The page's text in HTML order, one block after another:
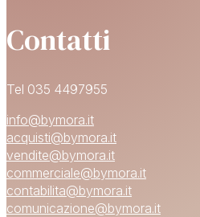
Contatti
Tel 035 4497955
info@bymora.it
acquisti@bymora.it
vendite@bymora.it
commerciale@bymora.it
contabilita@bymora.it
comunicazione@bymora.it